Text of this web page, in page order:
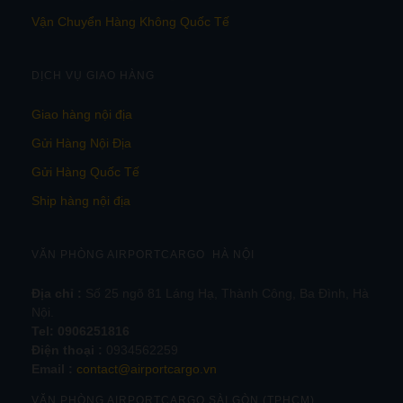
Vận Chuyển Hàng Không Quốc Tế
DỊCH VỤ GIAO HÀNG
Giao hàng nội địa
Gửi Hàng Nội Địa
Gửi Hàng Quốc Tế
Ship hàng nội địa
VĂN PHÒNG AIRPORTCARGO HÀ NỘI
contact@airportcargo.vn
VĂN PHÒNG AIRPORTCARGO SÀI GÒN (TPHCM)